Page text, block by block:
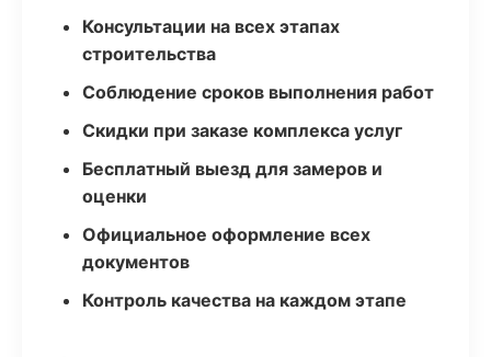
Консультации на всех этапах
строительства
Соблюдение сроков выполнения работ
Скидки при заказе комплекса услуг
Бесплатный выезд для замеров и
оценки
Официальное оформление всех
документов
Контроль качества на каждом этапе